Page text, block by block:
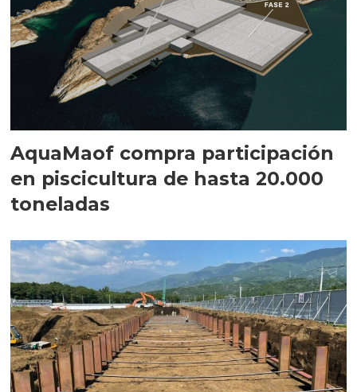
AquaMaof compra participación
en piscicultura de hasta 20.000
toneladas